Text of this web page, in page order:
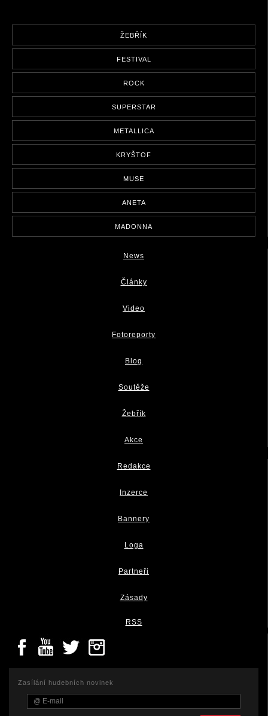
ŽEBŘÍK
FESTIVAL
ROCK
SUPERSTAR
METALLICA
KRYŠTOF
MUSE
ANETA
MADONNA
News
Články
Video
Fotoreporty
Blog
Soutěže
Žebřík
Akce
Redakce
Inzerce
Bannery
Loga
Partneři
Zásady
RSS
Zasílání hudebních novinek